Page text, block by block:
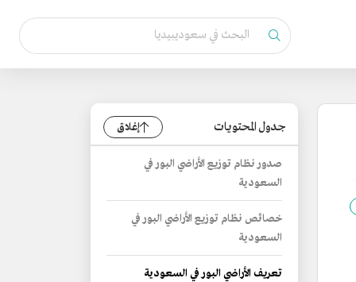
جدول المحتويات إغلاق
صدور نظام توزيع الأراضي البور في
السعودية
خصائص نظام توزيع الأراضي البور في
السعودية
تعريف الأراضي البور في السعودية